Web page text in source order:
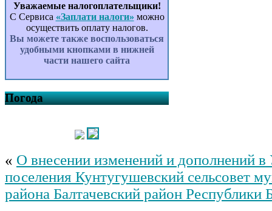
Уважаемые налогоплательщики!
С Сервиса «Заплати налоги» можно
осуществить оплату налогов.
Вы можете также воспользоваться
удобными кнопками в нижней
части нашего сайта
Погода
« О внесении изменений и дополнений в
поселения Кунтугушевский сельсовет
района Балтачевский район Республики